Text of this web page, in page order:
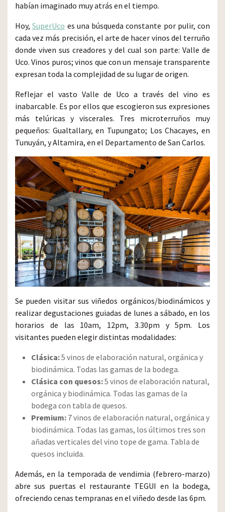
habían imaginado muy atrás en el tiempo.
Hoy,SuperUco es una búsqueda constante por pulir, con
cada vez más precisión, el arte de hacer vinos del terruño
donde viven sus creadores y del cual son parte: Valle de
Uco. Vinos puros; vinos que con un mensaje transparente
expresan toda la complejidad de su lugar de origen.
Reflejar el vasto Valle de Uco a través del vino es
inabarcable. Es por ellos que escogieron sus expresiones
más telúricas y viscerales. Tres microterruños muy
pequeños: Gualtallary, en Tupungato; Los Chacayes, en
Tunuyán, y Altamira, en el Departamento de San Carlos.
Se pueden visitar sus viñedos orgánicos/biodinámicos y
realizar degustaciones guiadas de lunes a sábado, en los
horarios de las 10am, 12pm, 3.30pm y 5pm. Los
visitantes pueden elegir distintas modalidades:
Clásica:5 vinos de elaboración natural, orgánica y
biodinámica. Todas las gamas de la bodega.
Clásica con quesos:5 vinos de elaboración natural,
orgánica y biodinámica. Todas las gamas de la
bodega con tabla de quesos.
Premium: 7 vinos de elaboración natural, orgánica y
biodinámica. Todas las gamas, los últimos tres son
añadas verticales del vino tope de gama. Tabla de
quesos incluida.
Además, en la temporada de vendimia (febrero-marzo)
abre sus puertas el restaurante TEGUI en la bodega,
ofreciendo cenas tempranas en el viñedo desde las 6pm.